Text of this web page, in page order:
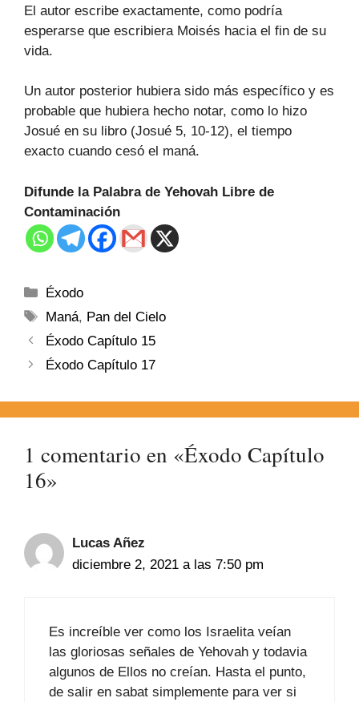
El autor escribe exactamente, como podría
esperarse que escribiera Moisés hacia el fin de su
vida.
Un autor posterior hubiera sido más específico y es
probable que hubiera hecho notar, como lo hizo
Josué en su libro (Josué 5, 10-12), el tiempo
exacto cuando cesó el maná.
Difunde la Palabra de Yehovah Libre de
Contaminación
Éxodo
Maná, Pan del Cielo
Éxodo Capítulo 15
Éxodo Capítulo 17
1 comentario en «Éxodo Capítulo
16»
Lucas Añez
diciembre 2, 2021 a las 7:50 pm
Es increíble ver como los Israelita veían
las gloriosas señales de Yehovah y todavia
algunos de Ellos no creían. Hasta el punto,
de salir en sabat simplemente para ver si